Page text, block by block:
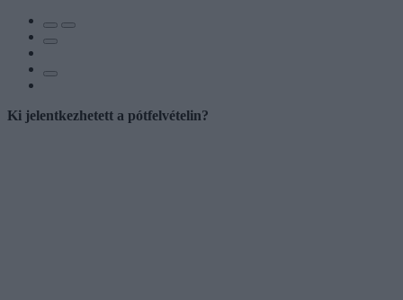
Ki jelentkezhetett a pótfelvételin?